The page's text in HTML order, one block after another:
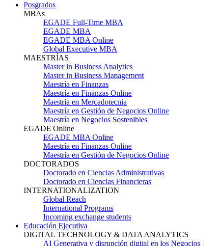
Posgrados
MBAs
EGADE Full-Time MBA
EGADE MBA
EGADE MBA Online
Global Executive MBA
MAESTRÍAS
Master in Business Analytics
Master in Business Management
Maestría en Finanzas
Maestría en Finanzas Online
Maestría en Mercadotecnia
Maestría en Gestión de Negocios Online
Maestría en Negocios Sostenibles
EGADE Online
EGADE MBA Online
Maestría en Finanzas Online
Maestría en Gestión de Negocios Online
DOCTORADOS
Doctorado en Ciencias Administrativas
Doctorado en Ciencias Financieras
INTERNATIONALIZATION
Global Reach
International Programs
Incoming exchange students
Educación Ejecutiva
DIGITAL TECHNOLOGY & DATA ANALYTICS
AI Generativa y disrupción digital en los Negocios |